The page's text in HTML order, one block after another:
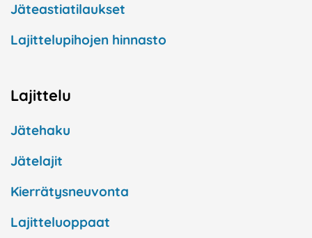
Jäteastiatilaukset
Lajittelupihojen hinnasto
Lajittelu
Jätehaku
Jätelajit
Kierrätysneuvonta
Lajitteluoppaat